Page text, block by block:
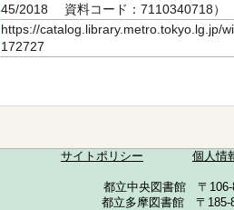
45/2018 資料コード：7110340718）
https://catalog.library.metro.tokyo.lg.jp/
172727
サイトポリシー 個人情
都立中央図書館 〒
都立多摩図書館 〒185-